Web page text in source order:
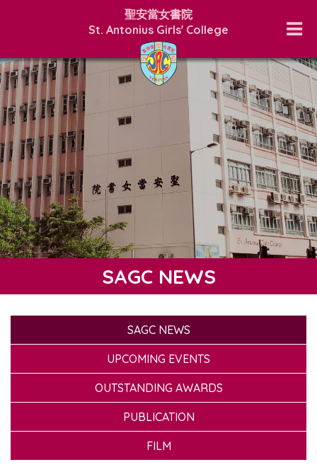
聖安當女書院
St. Antonius Girls' College
SAGC NEWS
SAGC NEWS
UPCOMING EVENTS
OUTSTANDING AWARDS
PUBLICATION
FILM